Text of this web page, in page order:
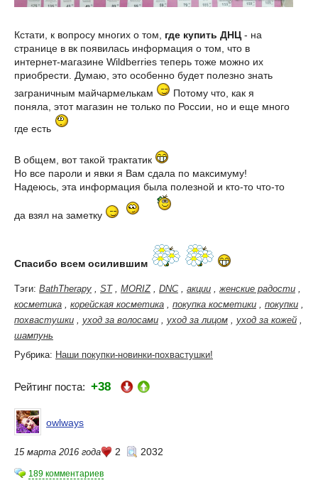
Кстати, к вопросу многих о том, где купить ДНЦ - на
странице в вк появилась информация о том, что в
интернет-магазине Wildberries теперь тоже можно их
приобрести. Думаю, это особенно будет полезно знать
заграничным майчармелькам
Потому что, как я
поняла, этот магазин не только по России, но и еще много
где есть
В общем, вот такой трактатик
Но все пароли и явки я Вам сдала по максимуму!
Надеюсь, эта информация была полезной и кто-то что-то
да взял на заметку
Спасибо всем осилившим
Тэги: BathTherapy , ST, MORIZ, DNC, акции ,женские радости ,
косметика , корейская косметика , покупка косметики , покупки ,
похвастушки , уход за волосами , уход за лицом , уход за кожей ,
шампунь
Рубрика: Наши покупки-новинки-похвастушки!
Рейтинг поста: +38
owlways
15 марта 2016 года 2 2032
189 комментариев